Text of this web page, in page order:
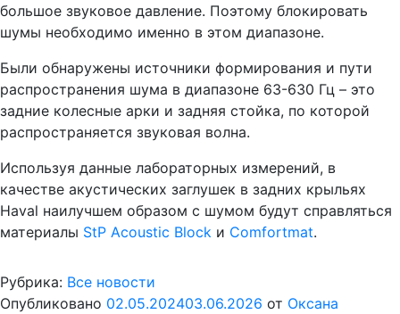
большое звуковое давление. Поэтому блокировать
шумы необходимо именно в этом диапазоне.
Были обнаружены источники формирования и пути
распространения шума в диапазоне 63-630 Гц – это
задние колесные арки и задняя стойка, по которой
распространяется звуковая волна.
Используя данные лабораторных измерений, в
качестве акустических заглушек в задних крыльях
Haval наилучшем образом с шумом будут справляться
материалы StP Acoustic Block и Comfortmat.
Рубрика: Все новости
Опубликовано 02.05.202403.06.2026 от Оксана